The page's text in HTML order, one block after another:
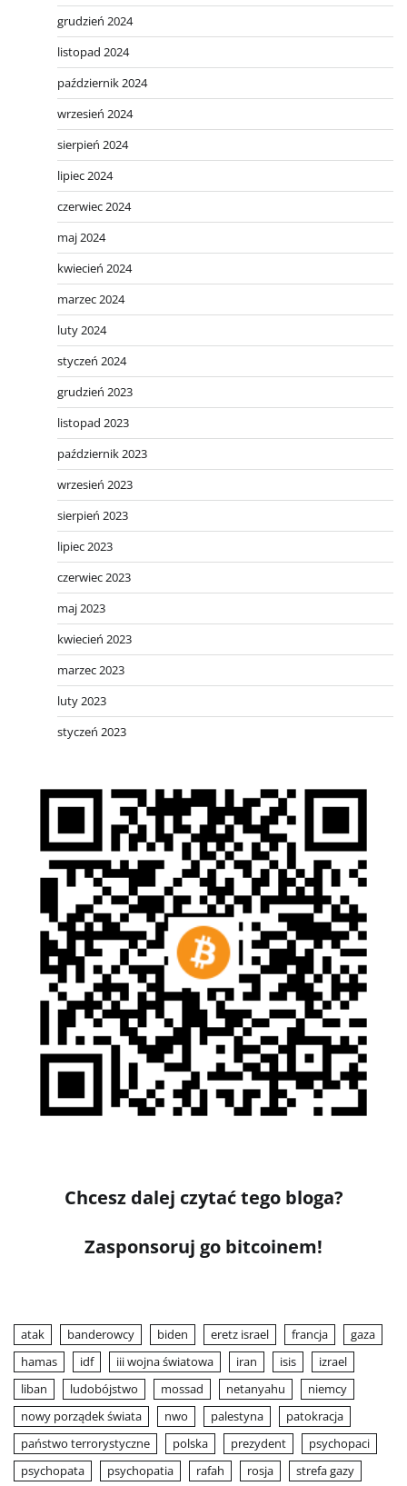
grudzień 2024
listopad 2024
październik 2024
wrzesień 2024
sierpień 2024
lipiec 2024
czerwiec 2024
maj 2024
kwiecień 2024
marzec 2024
luty 2024
styczeń 2024
grudzień 2023
listopad 2023
październik 2023
wrzesień 2023
sierpień 2023
lipiec 2023
czerwiec 2023
maj 2023
kwiecień 2023
marzec 2023
luty 2023
styczeń 2023
Chcesz dalej czytać tego bloga?
Zasponsoruj go bitcoinem!
atak banderowcy biden eretz israel francja
gaza
hamas
idf iii wojna światowa iran isis
izrael
liban
ludobójstwo mossad netanyahu
niemcy
nowy porządek świata
nwo palestyna
patokracja
państwo terrorystyczne
polska prezydent
psychopaci
psychopata
psychopatia rafah rosja strefa gazy